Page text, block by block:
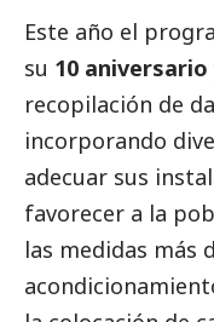
Este año el
su 10 aniversario
recopilación de
incorporando
adecuar sus
favorecer a la
las medidas más